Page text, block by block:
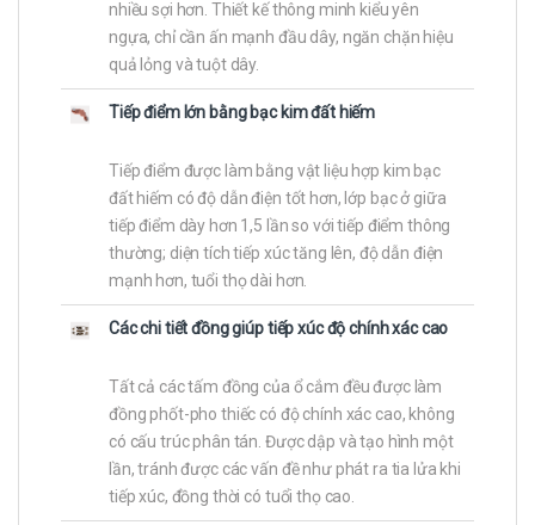
nhiều sợi hơn. Thiết kế thông minh kiểu yên
ngựa, chỉ cần ấn mạnh đầu dây, ngăn chặn hiệu
quả lỏng và tuột dây.
Tiếp điểm lớn bằng bạc kim đất hiếm
Tiếp điểm được làm bằng vật liệu hợp kim bạc
đất hiếm có độ dẫn điện tốt hơn, lớp bạc ở giữa
tiếp điểm dày hơn 1,5 lần so với tiếp điểm thông
thường; diện tích tiếp xúc tăng lên, độ dẫn điện
mạnh hơn, tuổi thọ dài hơn.
Các chi tiết đồng giúp tiếp xúc độ chính xác cao
Tất cả các tấm đồng của ổ cắm đều được làm
đồng phốt-pho thiếc có độ chính xác cao, không
có cấu trúc phân tán. Được dập và tạo hình một
lần, tránh được các vấn đề như phát ra tia lửa khi
tiếp xúc, đồng thời có tuổi thọ cao.